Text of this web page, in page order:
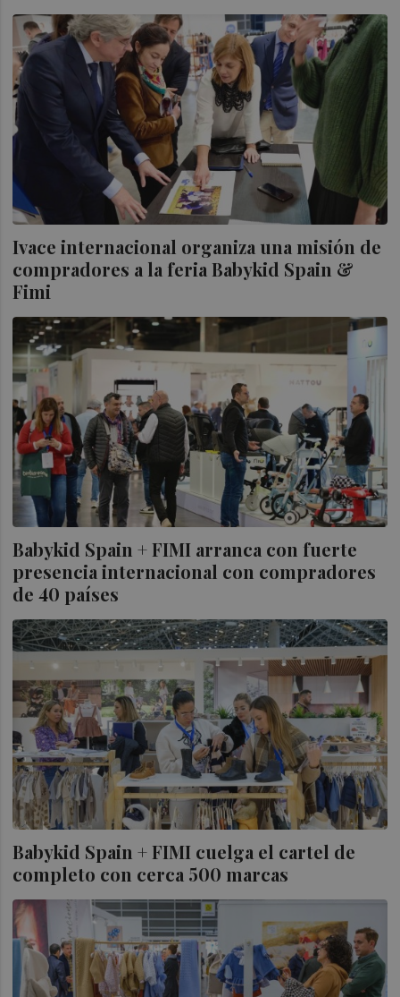
Ivace internacional organiza una misión de
compradores a la feria Babykid Spain &
Fimi
Babykid Spain + FIMI arranca con fuerte
presencia internacional con compradores
de 40 países
Babykid Spain + FIMI cuelga el cartel de
completo con cerca 500 marcas